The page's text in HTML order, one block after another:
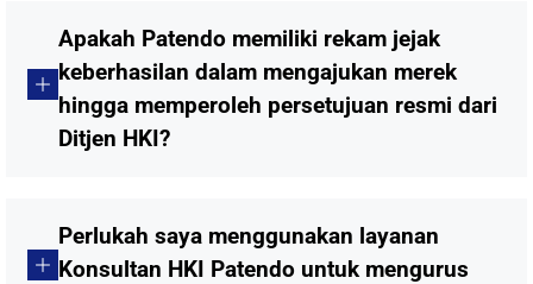
Apakah Patendo memiliki rekam jejak
keberhasilan dalam mengajukan merek
hingga memperoleh persetujuan resmi dari
Ditjen HKI?
Perlukah saya menggunakan layanan
Konsultan HKI Patendo untuk mengurus